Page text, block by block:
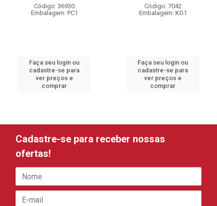
Código: 36930
Embalagem: PC1
Faça seu login ou
cadastre-se para
ver preços e
comprar
Código: 7042
Embalagem: KG1
Faça seu login ou
cadastre-se para
ver preços e
comprar
Cadastre-se para receber nossas
ofertas!